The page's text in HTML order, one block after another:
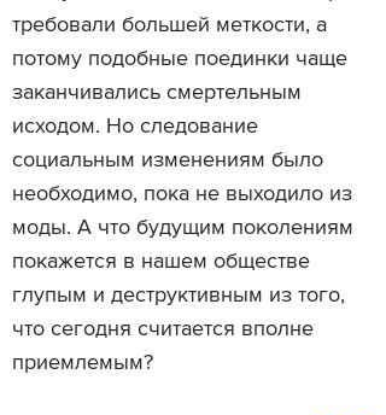
требовали большей меткости, а
потому подобные поединки чаще
заканчивались смертельным
исходом. Но следование
социальным изменениям было
необходимо, пока не выходило из
моды. А что будущим поколениям
покажется в нашем обществе
глупым и деструктивным из того,
что сегодня считается вполне
приемлемым?